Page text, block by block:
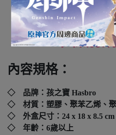
全新
下標前
內容規格：
◇ 品牌：孩之寶 Hasbro
◇ 材質：塑膠、聚苯乙烯、
◇ 外盒尺寸： 24 x 18 x 8.5 cm
◇ 年齡：6歲以上